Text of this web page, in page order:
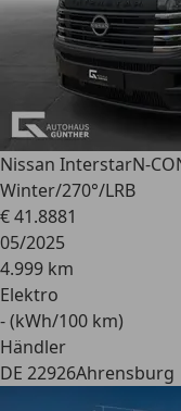
Nissan InterstarN-
Winter/270°/LRB
€ 41.8881
05/2025
4.999 km
Elektro
- (kWh/100 km)
Händler
DE 22926Ahrensburg